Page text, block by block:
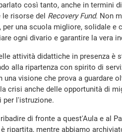
così tanto, anche in termini
le risorse del Recovery Fund. Non
per una scuola migliore, solidale e
ogni divario e garantire la vera
attività didattiche in presenza è
alla ripartenza con spirito di
una visione che prova a guardare
crisi anche delle opportunità di
per l'istruzione.
di fronte a quest'Aula e al
ripartita, mentre abbiamo